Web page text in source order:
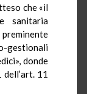
che «il
sanitaria
gestionali
donde
11